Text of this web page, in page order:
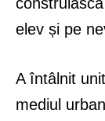
elev și pe
A întâlnit
mediul